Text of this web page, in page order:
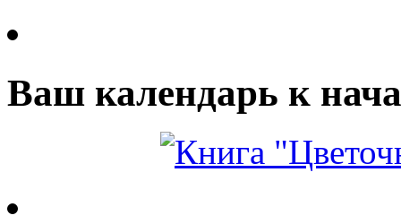
Ваш календарь к